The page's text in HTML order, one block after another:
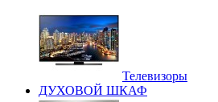
Телевизоры
ДУХОВОЙ ШКАФ